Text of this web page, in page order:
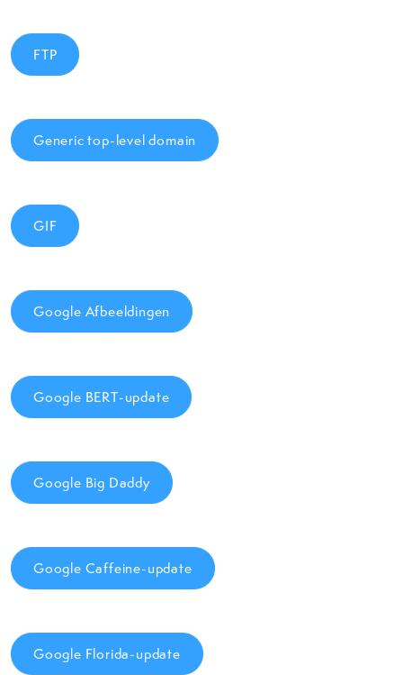
FTP
Generic top-level domain
GIF
Google Afbeeldingen
Google BERT-update
Google Big Daddy
Google Caffeine-update
Google Florida-update